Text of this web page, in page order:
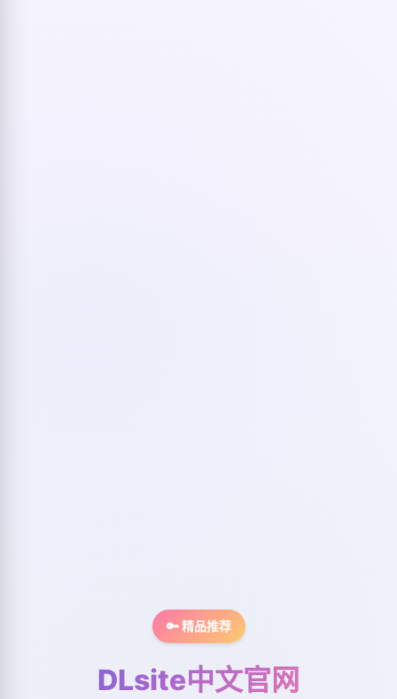
🔑 精品推荐
DLsite中文官网